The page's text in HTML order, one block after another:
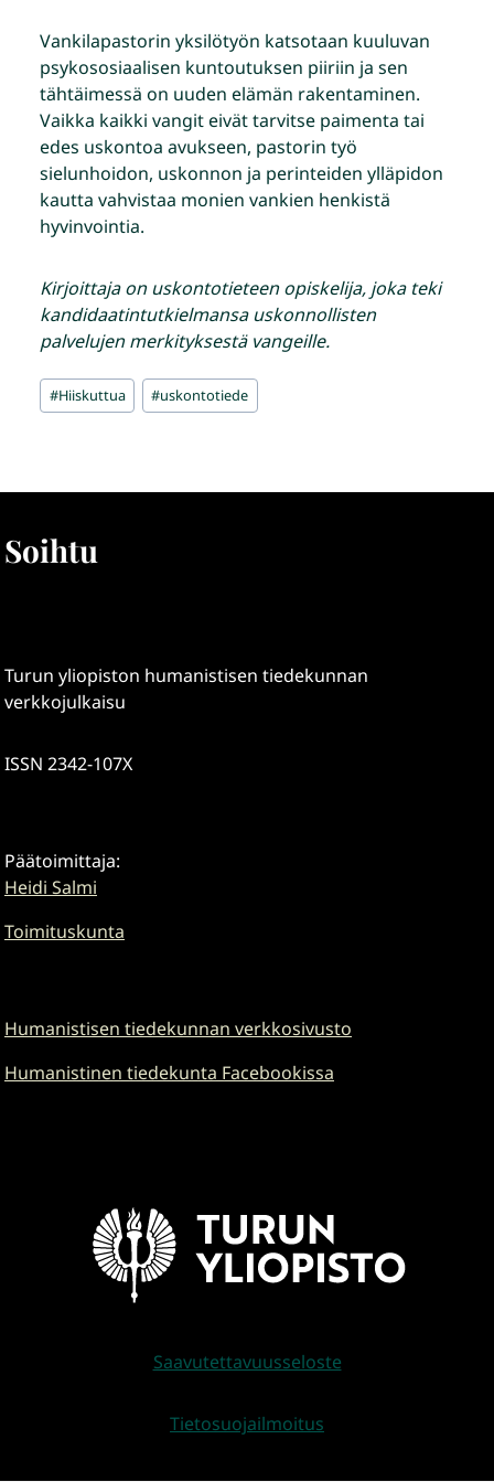
Vankilapastorin yksilötyön katsotaan kuuluvan
psykososiaalisen kuntoutuksen piiriin ja sen
tähtäimessä on uuden elämän rakentaminen.
Vaikka kaikki vangit eivät tarvitse paimenta tai
edes uskontoa avukseen, pastorin työ
sielunhoidon, uskonnon ja perinteiden ylläpidon
kautta vahvistaa monien vankien henkistä
hyvinvointia.
Kirjoittaja on uskontotieteen opiskelija, joka teki
kandidaatintutkielmansa uskonnollisten
palvelujen merkityksestä vangeille.
Avainsanat:
#Hiiskuttua #uskontotiede
Soihtu
Turun yliopiston humanistisen tiedekunnan
verkkojulkaisu
ISSN 2342-107X
Päätoimittaja:
Heidi Salmi
Toimituskunta
Humanistisen tiedekunnan verkkosivusto
Humanistinen tiedekunta Facebookissa
Saavutettavuusseloste
Tietosuojailmoitus